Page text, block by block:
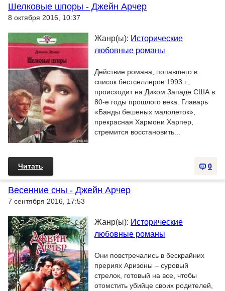
Шелковые шпоры - Джейн Арчер
8 октября 2016, 10:37
Жанр(ы): Исторические
любовные романы
Действие романа, попавшего в
список бестселлеров 1993 г.,
происходит на Диком Западе США в
80-е годы прошлого века. Главарь
«Банды бешеных малолеток»,
прекрасная Хармони Харпер,
стремится восстановить...
0
Читать
Весенние сны - Джейн Арчер
7 сентября 2016, 17:53
Жанр(ы): Исторические
любовные романы
Они повстречались в бескрайних
прериях Аризоны – суровый
стрелок, готовый на все, чтобы
отомстить убийце своих родителей,